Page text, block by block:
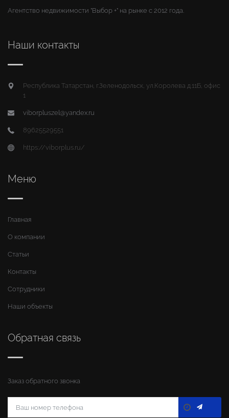
Агентство недвижимости "Выбор +" на рынке с 2012 года.
Наши контакты
Республика Татарстан, г.Зеленодольск, ул.Королева д.11Б, офис
1
viborpluszel@yandex.ru
89625529551
https://viborplus.ru/
Меню
Главная
О компании
Статьи
Контакты
Сотрудники
Наши объекты
Обратная связь
Заказ обратного звонка